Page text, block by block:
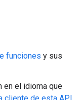
funciones y sus
en el idioma que